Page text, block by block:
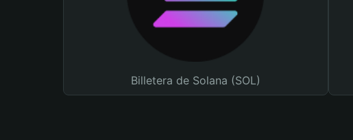
Billetera de Solana (SOL)